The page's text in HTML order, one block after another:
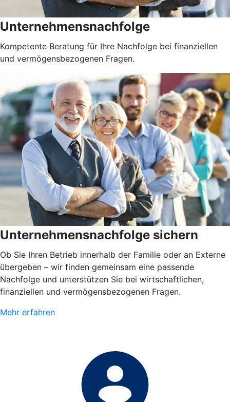
Unternehmensnachfolge
Kompetente Beratung für Ihre Nachfolge bei finanziellen
und vermögensbezogenen Fragen.
Unternehmensnachfolge sichern
Ob Sie Ihren Betrieb innerhalb der Familie oder an Externe
übergeben – wir finden gemeinsam eine passende
Nachfolge und unterstützen Sie bei wirtschaftlichen,
finanziellen und vermögensbezogenen Fragen.
Mehr erfahren